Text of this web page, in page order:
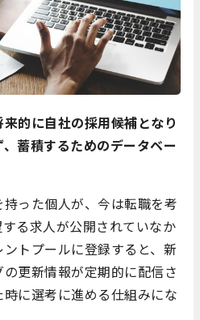
来的に自社の採用候補となり
蓄積するためのデータベー
った個人が、今は転職を考
る求人が公開されていなか
トプールに登録すると、新
更新情報が定期的に配信さ
に選考に進める仕組みにな